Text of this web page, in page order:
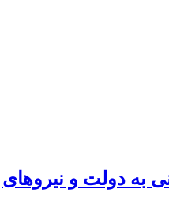
به دولت و نیروهای